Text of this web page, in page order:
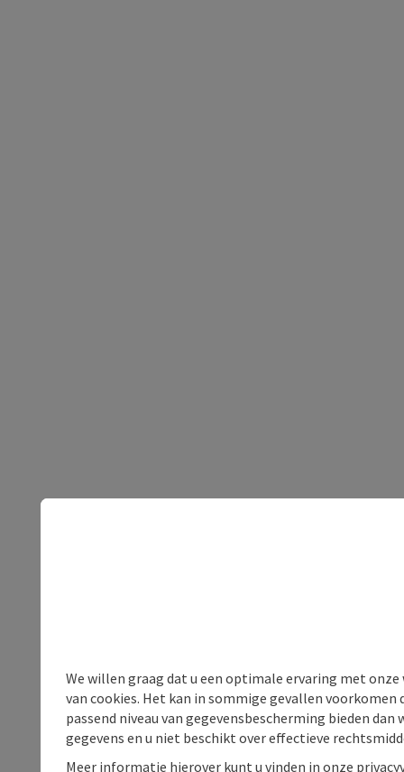
We willen graag dat u een optimale ervaring met
van cookies. Het kan in sommige gevallen voorkomen
passend niveau van gegevensbescherming bieden
gegevens en u niet beschikt over effectieve
Meer informatie hierover kunt u vinden in onze